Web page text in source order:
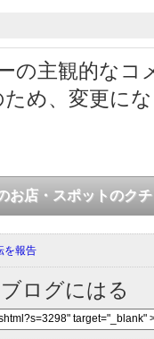
の主観的なコ
め、変更に
お店・スポットのク
を報告
ログにはる